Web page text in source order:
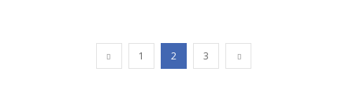
1 2 3